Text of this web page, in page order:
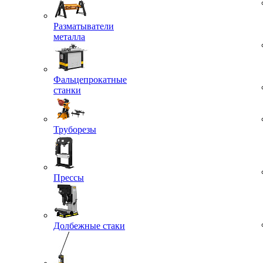
Разматыватели
металла
Фальцепрокатные
станки
Труборезы
Прессы
Долбежные стаки